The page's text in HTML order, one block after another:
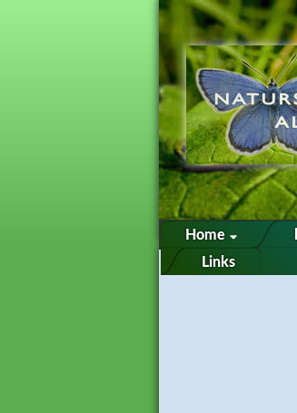
Home
Links